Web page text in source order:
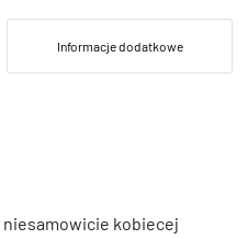
Informacje dodatkowe
niesamowicie kobiecej